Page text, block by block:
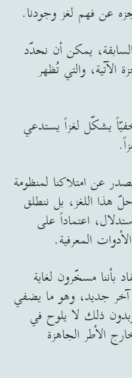
عن فهم لغز وجودنا.
يمكن أن نحدّد
الآتية، والتي تُظهر
يشكّل لغزاً يستدعي
عن امتلاكنا لمنظومة
هذا اللغز، بل ننطلق
اعتماداً على
المعرفية.
بأننا مسخّرون لغاية
جديد، وهو ما يضفي
ذلك لا يلوح في
الأطر الجاهزة